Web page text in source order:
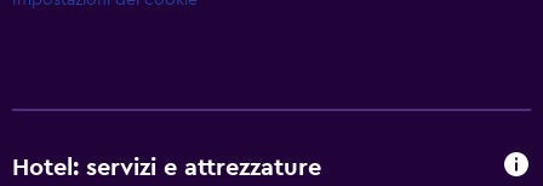
Hotel: servizi e attrezzature